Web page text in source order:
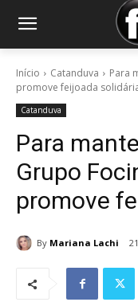
Início Catanduva
Para
promove feijoada
Catanduva
Para
Grupo
promove
By Mariana Lachi